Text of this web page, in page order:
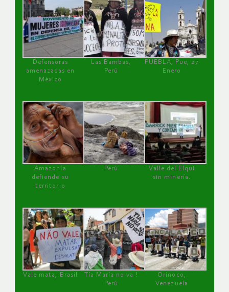
Defensoras
amenazadas en
México
Las Bambas,
Perú
PUEBLA, Pue, 27
Enero
Amazonía
defiende su
territorio
Perú
Valle del Elqui
sin minería.
Vale mata, Brasil
Tía María no va !
Perú
Orinoco,
Venezuela